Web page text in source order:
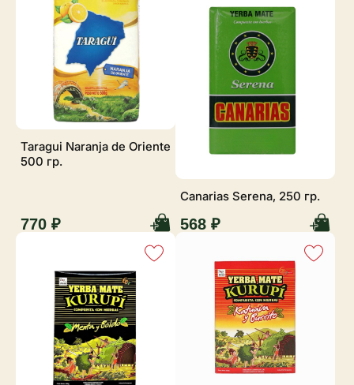
Taragui Naranja de Oriente
500 гр.
770 ₽
Canarias Serena, 250 гр.
568 ₽